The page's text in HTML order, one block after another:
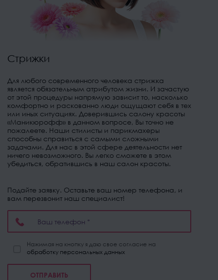
Стрижки
Для любого современного человека стрижка
является обязательным атрибутом жизни. И зачастую
от этой процедуры напрямую зависит то, насколько
комфортно и раскованно люди ощущают себя в тех
или иных ситуациях. Доверившись салону красоты
«Маникюрофф» в данном вопросе, Вы точно не
пожалеете. Наши стилисты и парикмахеры
способны справиться с самыми сложными
задачами. Для нас в этой сфере деятельности нет
ничего невозможного. Вы легко сможете в этом
убедиться, обратившись в наш салон красоты.
Подайте заявку. Оставьте ваш номер телефона, и
вам перезвонит наш специалист!
ОТПРАВИТЬ
Нажимая на кнопку я даю свое согласие на
обработку персональных данных